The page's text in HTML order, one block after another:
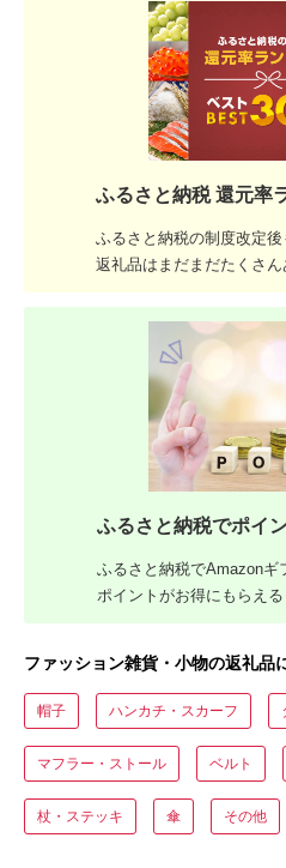
ふるさと納税 還元率
ふるさと納税の制度改定後
返礼品はまだまだたくさん
ふるさと納税でポイ
ふるさと納税でAmazonギ
ポイントがお得にもらえ
ファッション雑貨・小物の返礼品
帽子 ハンカチ・スカーフ
マフラー・ストール ベルト
杖・ステッキ 傘 その他